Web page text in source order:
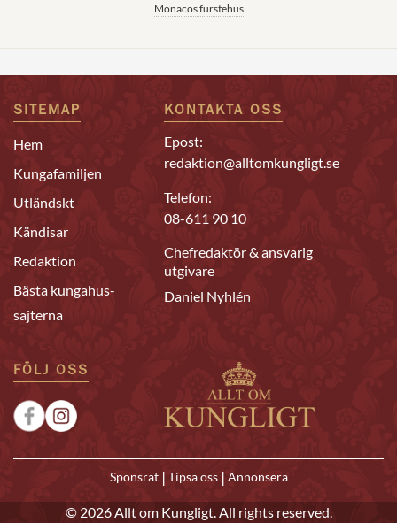
Monacos furstehus
SITEMAP
Hem
Kungafamiljen
Utländskt
Kändisar
Redaktion
Bästa kungahus-
sajterna
KONTAKTA OSS
Epost:
redaktion@alltomkungligt.se
Telefon:
08-611 90 10
Chefredaktör & ansvarig
utgivare
Daniel Nyhlén
FÖLJ OSS
Sponsrat | Tipsa oss | Annonsera
© 2026 Allt om Kungligt. All rights reserved.